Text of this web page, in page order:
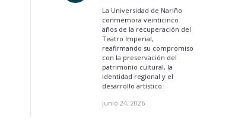
La Universidad de Nariño
conmemora veinticinco
años de la recuperación del
Teatro Imperial,
reafirmando su compromiso
con la preservación del
patrimonio cultural, la
identidad regional y el
desarrollo artístico.
junio 24, 2026